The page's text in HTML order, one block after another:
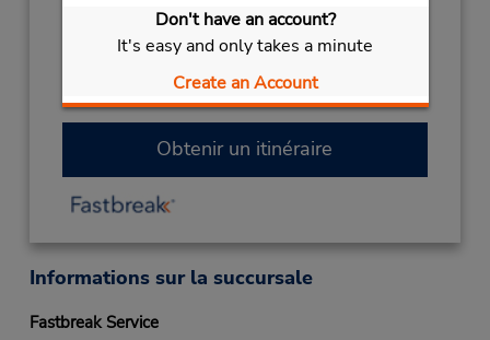
Don't have an account?
It's easy and only takes a minute
Create an Account
2027
Succursale avec boîte de dépôt des clés
Obtenir un itinéraire
Informations sur la succursale
Fastbreak Service